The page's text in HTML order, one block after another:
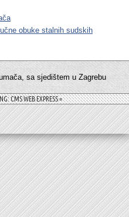
obuke stalnih sudskih
sa sjedištem u Zagrebu
CMS WEB EXPRESS =